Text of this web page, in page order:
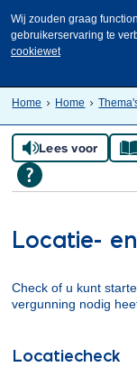
Wij zouden graag
gebruikerservaring te
cookiewet
Home Home
Lees voor
Locatie-
Check of u kunt
vergunning nodig
Locatiecheck